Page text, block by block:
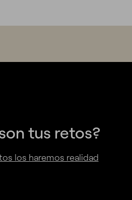
tus retos?
los haremos realidad